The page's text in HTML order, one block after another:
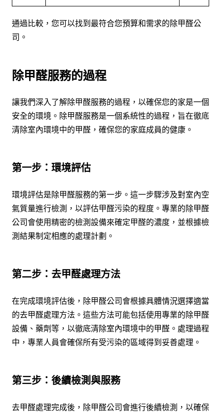
通過比較，您可以找到最符合您預算和需求的除甲醛公
司。
除甲醛服務的過程
讓我們深入了解除甲醛服務的過程，以確保您的家是一個
安全的環境。除甲醛服務是一個系統性的過程，旨在徹底
清除室內環境中的甲醛，確保您的家庭成員的健康。
第一步：環境評估
環境評估是除甲醛服務的第一步。這一步驟涉及對室內空
氣質量進行檢測，以評估甲醛污染的程度。專業的除甲醛
公司會使用精密的檢測設備來確定甲醛的濃度，並根據檢
測結果制定相應的處理計劃。
第二步：去甲醛處理方法
在完成環境評估後，除甲醛公司會根據具體情況選擇適當
的去甲醛處理方法。這些方法可能包括使用專業的除甲醛
設備、藥劑等，以徹底清除室內環境中的甲醛。處理過程
中，專業人員會確保所有受污染的區域得到妥善處理。
第三步：後續檢測與服務
去甲醛處理完成後，除甲醛公司會進行後續檢測，以確保